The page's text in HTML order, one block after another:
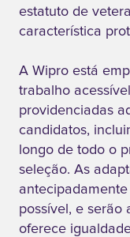
estatuto de
característica
A Wipro está
trabalho
providenciadas
candidatos,
longo de todo o
seleção. As
possível, e serão
oferece